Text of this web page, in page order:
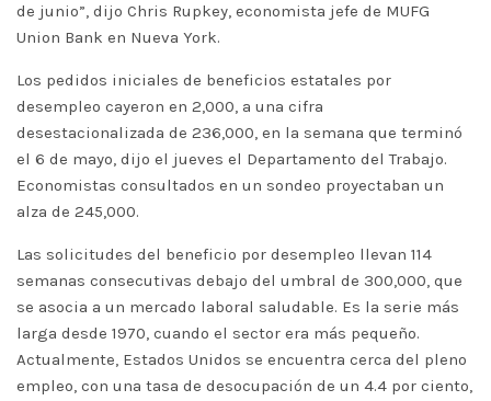
de junio”, dijo Chris Rupkey, economista jefe de MUFG
Union Bank en Nueva York.
Los pedidos iniciales de beneficios estatales por
desempleo cayeron en 2,000, a una cifra
desestacionalizada de 236,000, en la semana que terminó
el 6 de mayo, dijo el jueves el Departamento del Trabajo.
Economistas consultados en un sondeo proyectaban un
alza de 245,000.
Las solicitudes del beneficio por desempleo llevan 114
semanas consecutivas debajo del umbral de 300,000, que
se asocia a un mercado laboral saludable. Es la serie más
larga desde 1970, cuando el sector era más pequeño.
Actualmente, Estados Unidos se encuentra cerca del pleno
empleo, con una tasa de desocupación de un 4.4 por ciento,